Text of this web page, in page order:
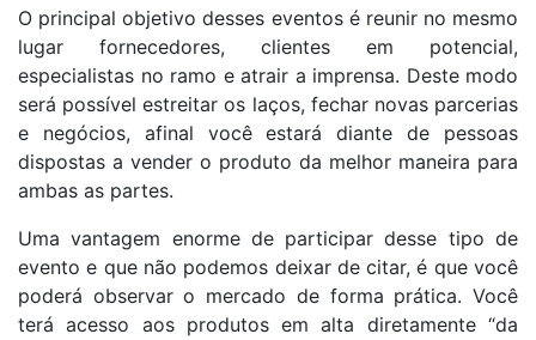
O principal objetivo desses eventos é reunir no mesmo
lugar fornecedores, clientes em potencial,
especialistas no ramo e atrair a imprensa. Deste modo
será possível estreitar os laços, fechar novas parcerias
e negócios, afinal você estará diante de pessoas
dispostas a vender o produto da melhor maneira para
ambas as partes.
Uma vantagem enorme de participar desse tipo de
evento e que não podemos deixar de citar, é que você
poderá observar o mercado de forma prática. Você
terá acesso aos produtos em alta diretamente “da